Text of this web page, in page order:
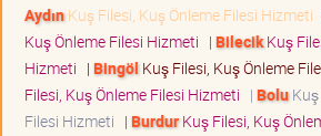
AydınKuş Filesi, Kuş Önleme Filesi Hizmeti
Kuş Önleme Filesi Hizmeti | BilecikKuş
Hizmeti | Bingöl Kuş Filesi, Kuş Önleme
Filesi, Kuş Önleme Filesi Hizmeti | BoluKuş
Filesi Hizmeti | BurdurKuş Filesi, Kuş